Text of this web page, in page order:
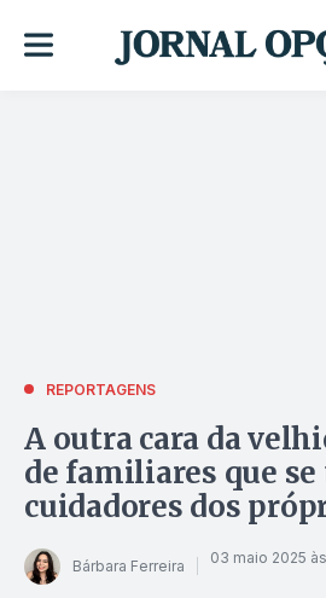
REPORTAGENS
A outra cara da
de familiares que
cuidadores dos
Bárbara Ferreira 03 maio 2025